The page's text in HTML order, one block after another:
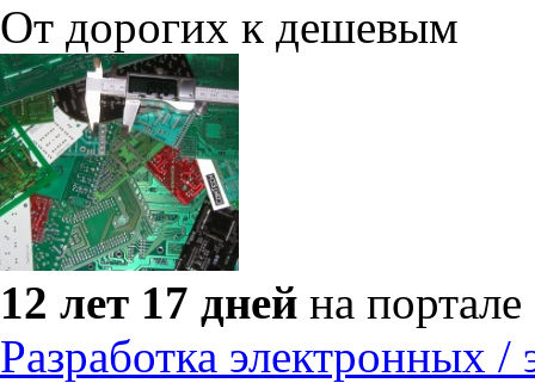
От дорогих к дешевым
12 лет 17 дней на портале
Разработка электронных /